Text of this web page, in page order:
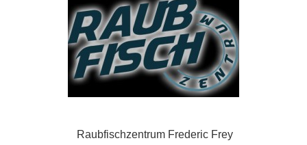
Raubfischzentrum Frederic Frey